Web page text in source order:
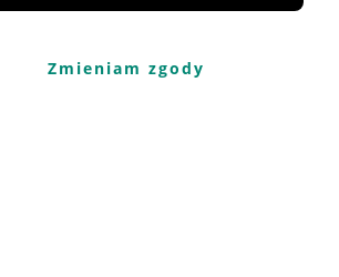
Zmieniam zgody